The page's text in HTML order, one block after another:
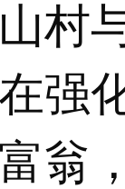
村
强
翁